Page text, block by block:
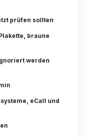
prüfen sollten
braune
werden
eCall und